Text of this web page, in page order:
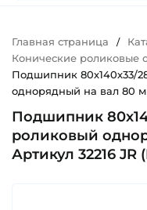
Главная страница /
Конические
Подшипник 80х140х33/
однорядный на вал 80
Подшипник
роликовый
Артикул 32216 JR